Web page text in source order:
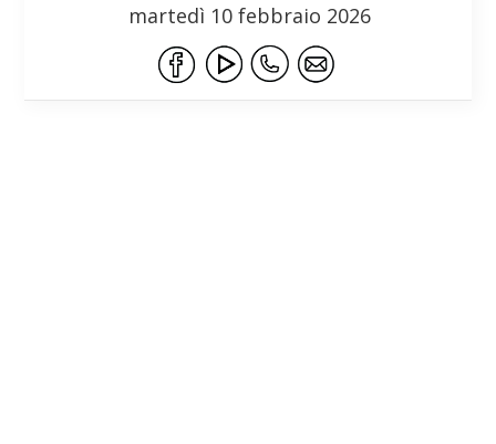
martedì 10 febbraio 2026